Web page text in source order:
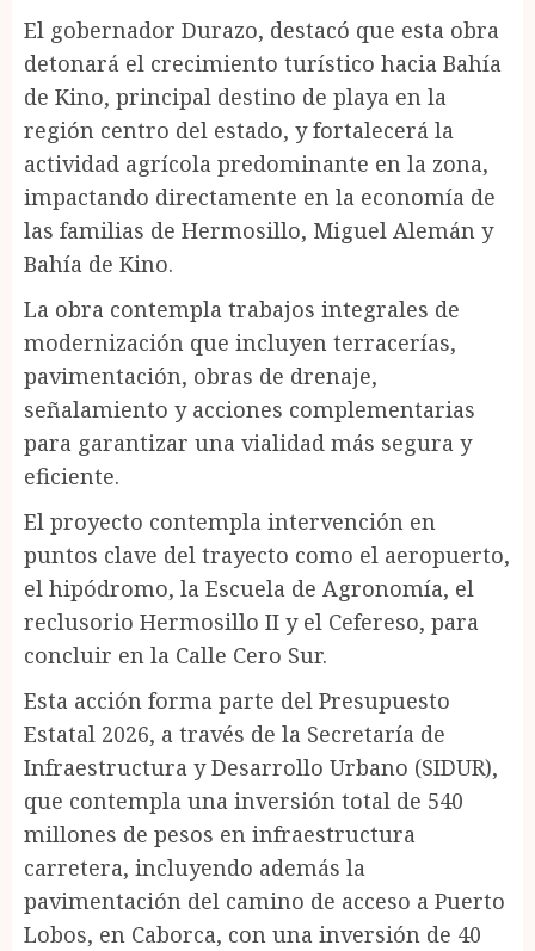
El gobernador Durazo, destacó que esta obra
detonará el crecimiento turístico hacia Bahía
de Kino, principal destino de playa en la
región centro del estado, y fortalecerá la
actividad agrícola predominante en la zona,
impactando directamente en la economía de
las familias de Hermosillo, Miguel Alemán y
Bahía de Kino.
La obra contempla trabajos integrales de
modernización que incluyen terracerías,
pavimentación, obras de drenaje,
señalamiento y acciones complementarias
para garantizar una vialidad más segura y
eficiente.
El proyecto contempla intervención en
puntos clave del trayecto como el aeropuerto,
el hipódromo, la Escuela de Agronomía, el
reclusorio Hermosillo II y el Cefereso, para
concluir en la Calle Cero Sur.
Esta acción forma parte del Presupuesto
Estatal 2026, a través de la Secretaría de
Infraestructura y Desarrollo Urbano (SIDUR),
que contempla una inversión total de 540
millones de pesos en infraestructura
carretera, incluyendo además la
pavimentación del camino de acceso a Puerto
Lobos, en Caborca, con una inversión de 40